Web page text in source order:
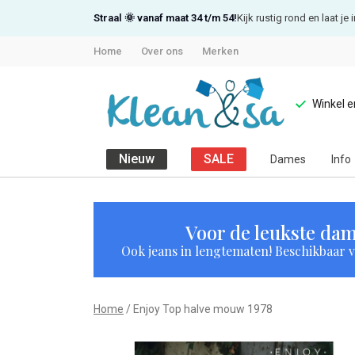
Straal 🌞 vanaf maat 34 t/m 54!Kijk rustig rond en laat je
Home Over ons Merken
Winkel
Nieuw SALE Dames Info
Enjoy
mouw
Voor de leukste
Ook jeans in lengtematen! Beschikbaar
Home Enjoy Top halve mouw 1978